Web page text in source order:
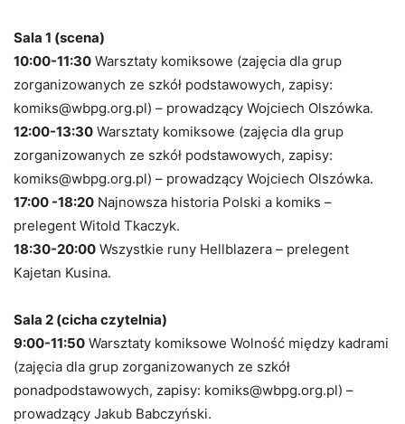
Sala 1 (scena)
10:00-11:30 Warsztaty komiksowe (zajęcia dla grup
zorganizowanych ze szkół podstawowych, zapisy:
komiks@wbpg.org.pl) – prowadzący Wojciech Olszówka.
12:00-13:30 Warsztaty komiksowe (zajęcia dla grup
zorganizowanych ze szkół podstawowych, zapisy:
komiks@wbpg.org.pl) – prowadzący Wojciech Olszówka.
17:00 -18:20 Najnowsza historia Polski a komiks –
prelegent Witold Tkaczyk.
18:30-20:00 Wszystkie runy Hellblazera – prelegent
Kajetan Kusina.
Sala 2 (cicha czytelnia)
9:00-11:50 Warsztaty komiksowe Wolność między kadrami
(zajęcia dla grup zorganizowanych ze szkół
ponadpodstawowych, zapisy: komiks@wbpg.org.pl) –
prowadzący Jakub Babczyński.